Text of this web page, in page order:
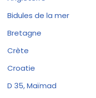
Bidules de la mer
Bretagne
Crète
Croatie
D 35, Maïmad